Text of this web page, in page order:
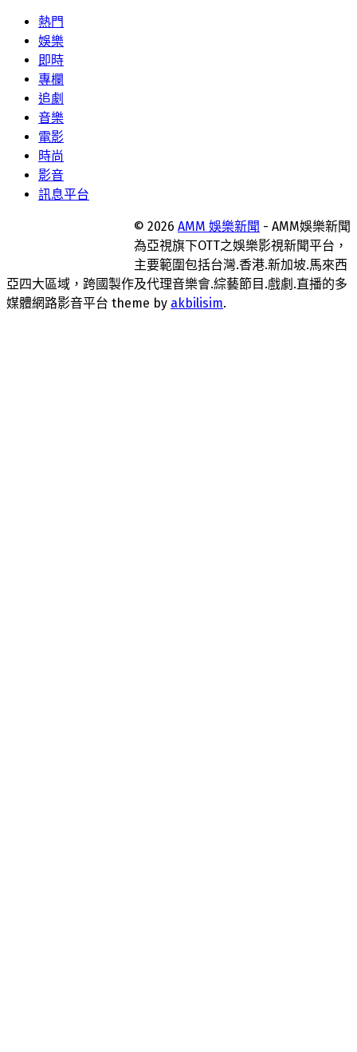
熱門
娛樂
即時
專欄
追劇
音樂
電影
時尚
影音
訊息平台
© 2026 AMM 娛樂新聞 - AMM娛樂新聞
為亞視旗下OTT之娛樂影視新聞平台，
主要範圍包括台灣.香港.新加坡.馬來西
亞四大區域，跨國製作及代理音樂會.綜藝節目.戲劇.直播的多
媒體網路影音平台 theme by akbilisim.